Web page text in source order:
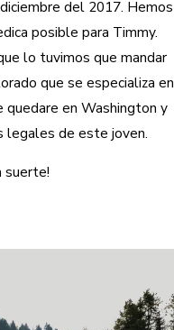
del 2017. Hemos
posible para Timmy.
lo tuvimos que mandar
que se especializa en
quedare en Washington y
legales de este joven.
suerte!